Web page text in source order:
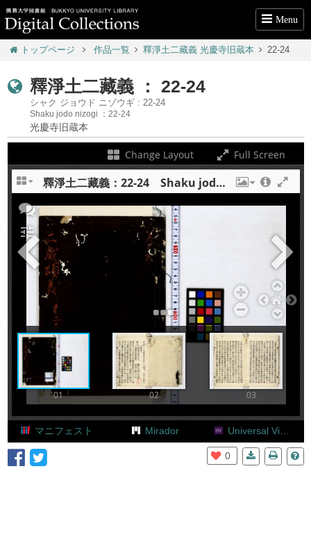
Menu
トップページ 作品一覧 釋淨土二藏義 光慶寺旧蔵本 22-24
釋淨土二藏義 ： 22-24
シャク ジョウド ニゾウギ : 22-24
Shaku jodo nizogi ：22-24
光慶寺旧蔵本
Change Layout Full Screen
+
Add Item
釋淨土二藏義：22-24 Shaku jodo nizogi : 22-24
01 02 03
tune
マニフェスト Mirador Universal Viewer
0